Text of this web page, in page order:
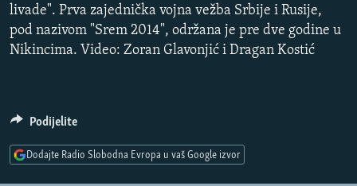
POST SCRIPTUM
MOJA EVROPA
NASTANAK I RASPAD JUGOSLAVIJE
livade". Prva zajednička vojna vežba Srbije i Rusije,
pod nazivom "Srem 2014", održana je pre dve godine u
Nikincima. Video: Zoran Glavonjić i Dragan Kostić
Podijelite
Dodajte Radio Slobodna Evropa u vaš Google izvor